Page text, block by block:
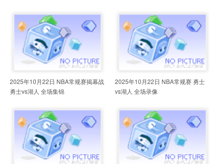
2025年10月22日 NBA常规赛揭幕战
勇士vs湖人 全场集锦
2025年10月22日 NBA常规赛 勇士
vs湖人 全场录像